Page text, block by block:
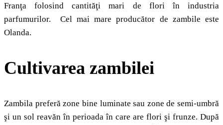
Franţa folosind cantităţi mari de flori în industria
parfumurilor. Cel mai mare producător de zambile este
Olanda.
Cultivarea zambilei
Zambila preferă zone bine luminate sau zone de semi-umbră
şi un sol reavăn în perioada în care are flori şi frunze. După